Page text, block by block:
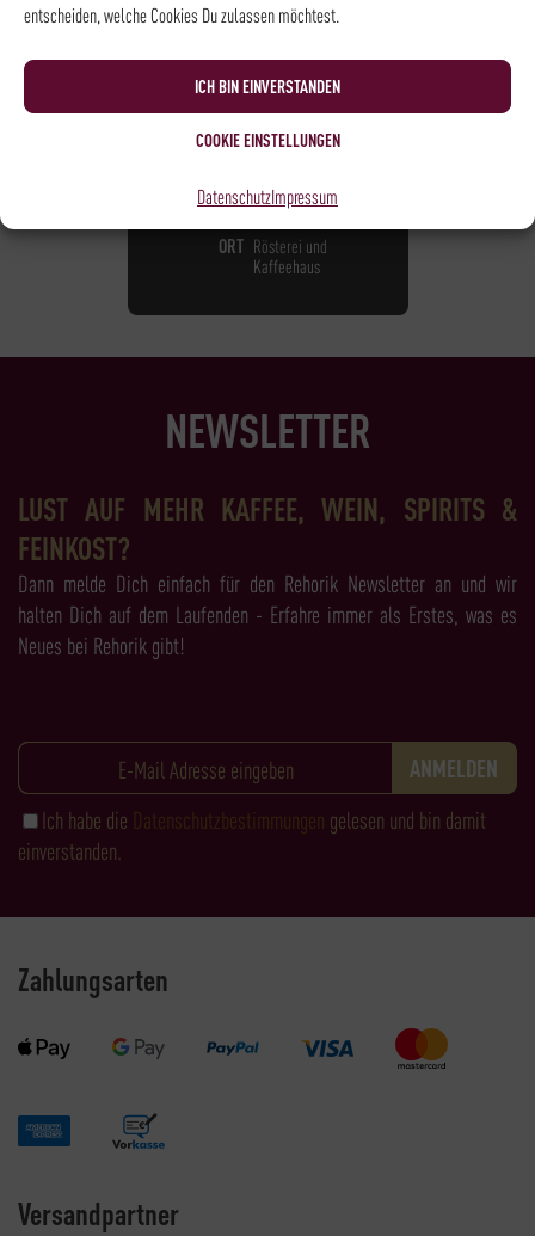
entscheiden, welche Cookies Du zulassen möchtest.
ICH BIN EINVERSTANDEN
COOKIE EINSTELLUNGEN
DatenschutzImpressum
RÖSTEREIFÜHRUNG
15,00€*
NOCH13PLÄTZE VERFÜGBAR
UHRZEIT 14:00 - 14:45
ORT Rösterei und
Kaffeehaus
NEWSLETTER
LUST AUF MEHR KAFFEE, WEIN, SPIRITS &
FEINKOST?
Dann melde Dich einfach für den Rehorik Newsletter an und wir
halten Dich auf dem Laufenden - Erfahre immer als Erstes, was es
Neues bei Rehorik gibt!
Ich habe die Datenschutzbestimmungen gelesen und bin damit
einverstanden.
Zahlungsarten
Versandpartner